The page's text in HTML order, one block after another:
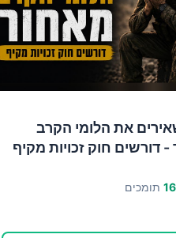
את הלומי הקרב
דורשים חוק זכויות מקיף
תומכים